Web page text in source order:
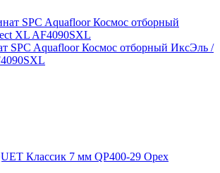
SPC Aquafloor Космос отборный ИксЭль /